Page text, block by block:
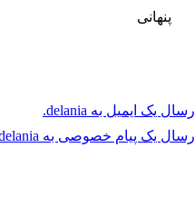
پنهانی
ارسال یک ایمیل به delania.
ارسال یک پیام خصوصی به delania.